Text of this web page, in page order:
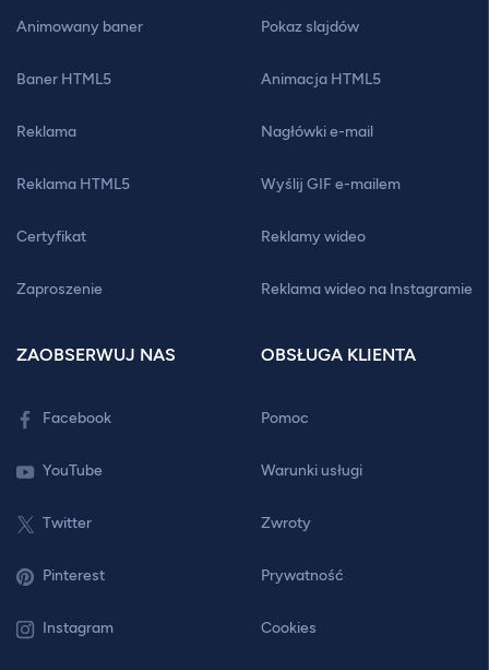
Animowany baner
Baner HTML5
Reklama
Reklama HTML5
Certyfikat
Zaproszenie
Pokaz slajdów
Animacja HTML5
Nagłówki e-mail
Wyślij GIF e-mailem
Reklamy wideo
Reklama wideo na Instagramie
ZAOBSERWUJ NAS
Facebook
YouTube
Twitter
Pinterest
Instagram
OBSŁUGA KLIENTA
Pomoc
Warunki usługi
Zwroty
Prywatność
Cookies